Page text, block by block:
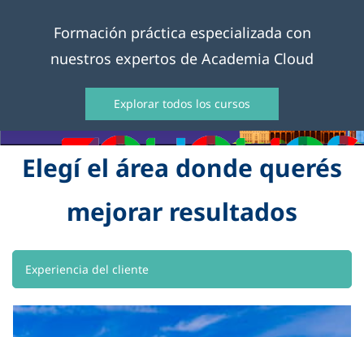
Formación práctica especializada con
nuestros expertos de Academia Cloud
Explorar todos los cursos
Elegí el área donde querés
mejorar resultados
Experiencia del cliente